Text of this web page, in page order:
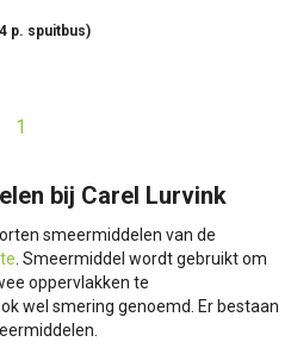
p. spuitbus)
1
bij Carel Lurvink
smeermiddelen van de
. Smeermiddel wordt gebruikt om
oppervlakken te
wel smering genoemd. Er bestaan